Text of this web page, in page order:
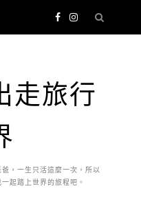
走旅行
，一生只活這麼一次，所以
起踏上世界的旅程吧。